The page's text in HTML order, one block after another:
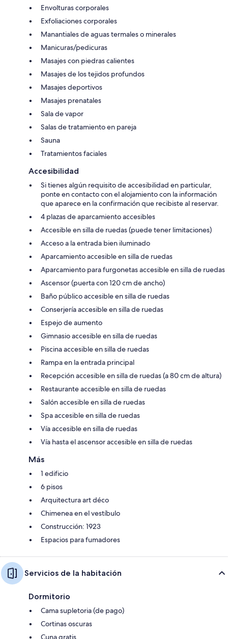
Envolturas corporales
Exfoliaciones corporales
Manantiales de aguas termales o minerales
Manicuras/pedicuras
Masajes con piedras calientes
Masajes de los tejidos profundos
Masajes deportivos
Masajes prenatales
Sala de vapor
Salas de tratamiento en pareja
Sauna
Tratamientos faciales
Accesibilidad
Si tienes algún requisito de accesibilidad en particular,
ponte en contacto con el alojamiento con la información
que aparece en la confirmación que recibiste al reservar.
4 plazas de aparcamiento accesibles
Accesible en silla de ruedas (puede tener limitaciones)
Acceso a la entrada bien iluminado
Aparcamiento accesible en silla de ruedas
Aparcamiento para furgonetas accesible en silla de ruedas
Ascensor (puerta con 120 cm de ancho)
Baño público accesible en silla de ruedas
Conserjería accesible en silla de ruedas
Espejo de aumento
Gimnasio accesible en silla de ruedas
Piscina accesible en silla de ruedas
Rampa en la entrada principal
Recepción accesible en silla de ruedas (a 80 cm de altura)
Restaurante accesible en silla de ruedas
Salón accesible en silla de ruedas
Spa accesible en silla de ruedas
Vía accesible en silla de ruedas
Vía hasta el ascensor accesible en silla de ruedas
Más
1 edificio
6 pisos
Arquitectura art déco
Chimenea en el vestíbulo
Construcción: 1923
Espacios para fumadores
Servicios de la habitación
Dormitorio
Cama supletoria (de pago)
Cortinas oscuras
Cuna gratis